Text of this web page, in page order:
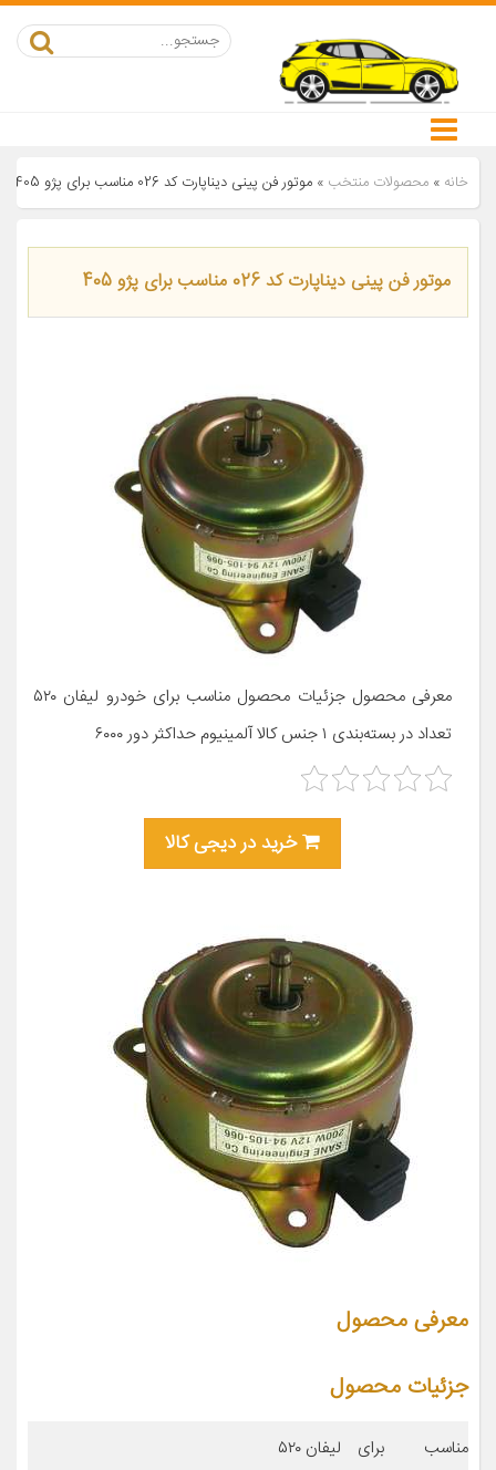
خانه » محصولات منتخب » موتور فن پینی دیناپارت کد 026 مناسب برای پژو 405
موتور فن پینی دیناپارت کد 026 مناسب برای پژو 405
معرفی محصول جزئیات محصول مناسب برای خودرو لیفان ۵۲۰
تعداد در بسته‌بندی ۱ جنس کالا آلمینیوم حداکثر دور ۶۰۰۰
خرید در دیجی کالا
معرفی محصول
جزئیات محصول
مناسب برای
لیفان ۵۲۰